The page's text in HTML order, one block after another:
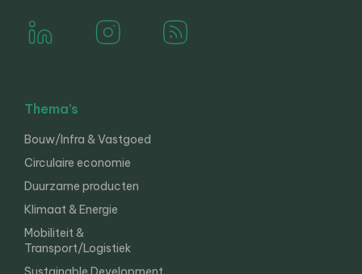
Thema’s
Bouw/Infra & Vastgoed
Circulaire economie
Duurzame producten
Klimaat & Energie
Mobiliteit &
Transport/Logistiek